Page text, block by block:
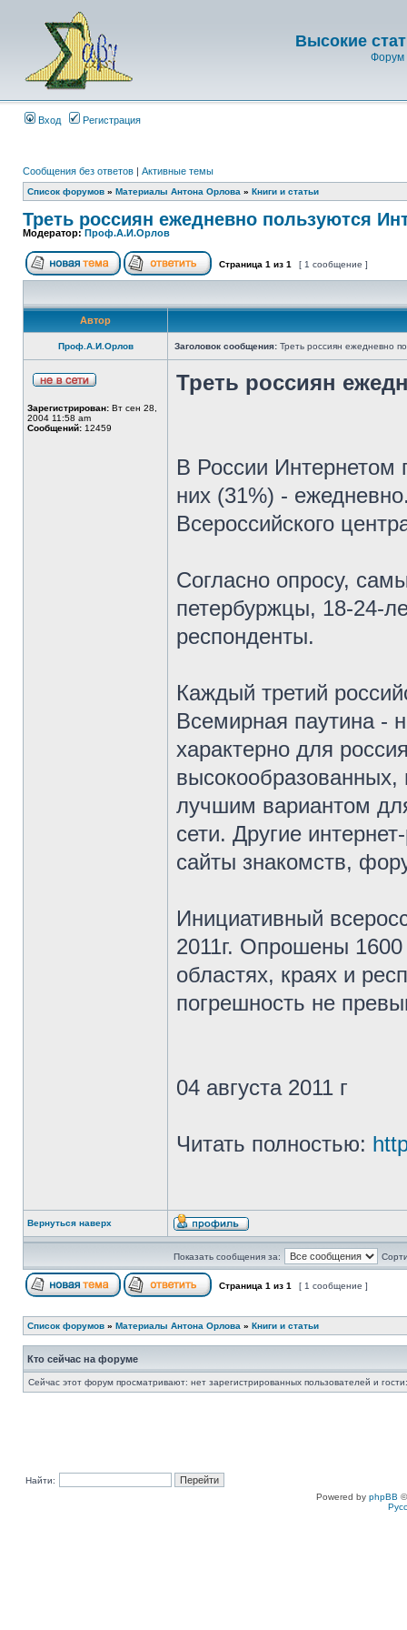
Высокие
Форум
Вход Регистрация
Сообщения без ответов | Активные темы
Список форумов » Материалы Антона Орлова » Книги и статьи
Треть россиян ежедневно пользуются
Модератор:Проф.А.И.Орлов
Страница 1 из 1 [ 1 сообщение ]
Автор
Проф.А.И.Орлов Заголовок сообщения: Треть россиян ежедневно
Зарегистрирован: Вт сен 28,
2004 11:58 am
Сообщений: 12459
Треть россиян
В России Интернетом
них (31%) -
Всероссийского
Согласно опросу,
петербуржцы, 18-24-
респонденты.
Каждый третий
Всемирная паутина -
характерно для
лучшим вариантом
сети. Другие
сайты знакомств,
Инициативный
2011г. Опрошены 1600
областях, краях и
погрешность не
04 августа 2011 г
Читать полностью:
Вернуться наверх
Показать сообщения за:
Страница 1 из 1 [ 1 сообщение ]
Список форумов » Материалы Антона Орлова » Книги и статьи
Кто сейчас на форуме
Сейчас этот форум просматривают: нет зарегистрированных пользователей и
Найти:
Powered by phpBB